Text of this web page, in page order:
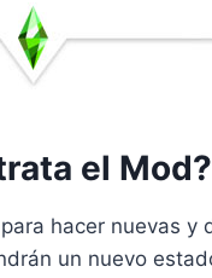
el Mod?
hacer nuevas y
un nuevo